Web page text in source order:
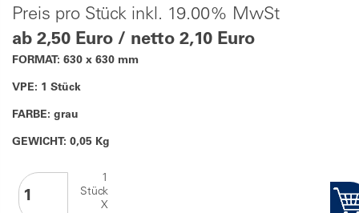
Preis pro Stück inkl. 19.00% MwSt
ab 2,50 Euro / netto 2,10 Euro
FORMAT: 630 x 630 mm
VPE: 1 Stück
FARBE: grau
GEWICHT: 0,05 Kg
1
Stück
X